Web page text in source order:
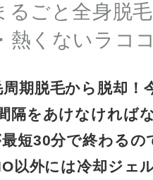
るごと全身脱
熱くないラコ
期脱毛から脱却！
隔をあけなければ
短30分で終わる
以外には冷却ジェ